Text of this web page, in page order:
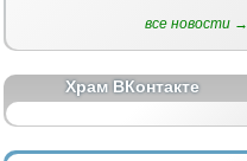
все новости →
Храм ВКонтакте